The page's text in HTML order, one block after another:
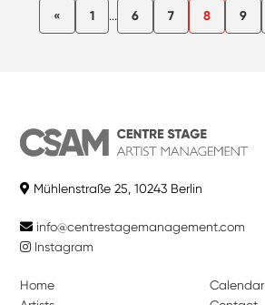
« 1 ... 6 7 8 9
Mühlenstraße 25, 10243 Berlin
info@centrestagemanagement.com
Instagram
Home
Calendar